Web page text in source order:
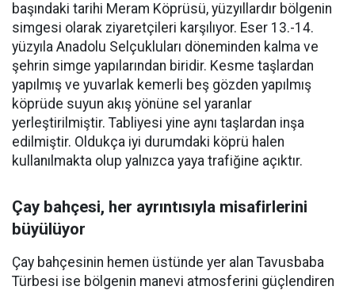
başındaki tarihi Meram Köprüsü, yüzyıllardır bölgenin
simgesi olarak ziyaretçileri karşılıyor. Eser 13.-14.
yüzyıla Anadolu Selçukluları döneminden kalma ve
şehrin simge yapılarından biridir. Kesme taşlardan
yapılmış ve yuvarlak kemerli beş gözden yapılmış
köprüde suyun akış yönüne sel yaranlar
yerleştirilmiştir. Tabliyesi yine aynı taşlardan inşa
edilmiştir. Oldukça iyi durumdaki köprü halen
kullanılmakta olup yalnızca yaya trafiğine açıktır.
Çay bahçesi, her ayrıntısıyla misafirlerini
büyülüyor
Çay bahçesinin hemen üstünde yer alan Tavusbaba
Türbesi ise bölgenin manevi atmosferini güçlendiren